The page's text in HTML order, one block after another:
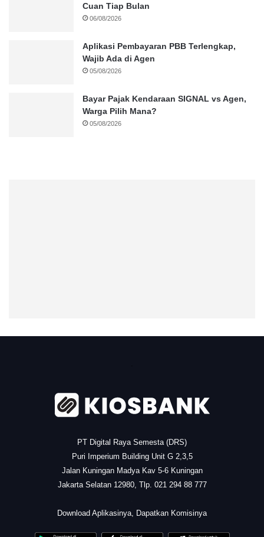
Cuan Tiap Bulan
06/08/2026
Aplikasi Pembayaran PBB Terlengkap,
Wajib Ada di Agen
05/08/2026
Bayar Pajak Kendaraan SIGNAL vs Agen,
Warga Pilih Mana?
05/08/2026
.
PT Digital Raya Semesta (DRS)
Puri Imperium Building Unit G 2,3,5
Jalan Kuningan Madya Kav 5-6 Kuningan
Jakarta Selatan 12980, Tlp. 021 294 88 777
Download Aplikasinya, Dapatkan Komisinya